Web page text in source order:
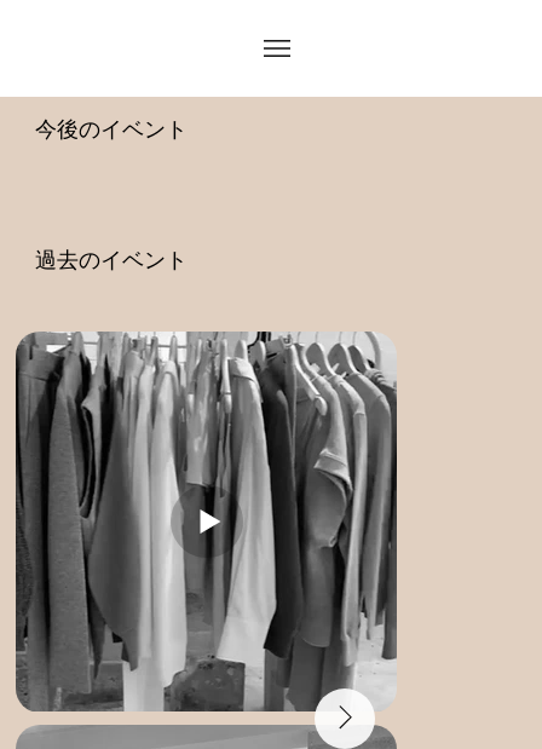
今後のイベント
過去のイベント